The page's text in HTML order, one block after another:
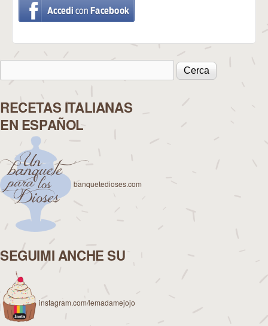
Form di ricerca
RECETAS ITALIANAS
EN ESPAÑOL
banquetedioses.com
SEGUIMI ANCHE SU
instagram.com/lemadamejojo